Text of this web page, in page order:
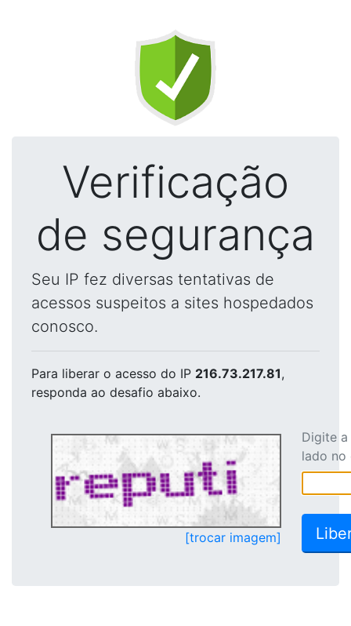
Verificação
de segurança
Seu IP fez diversas tentativas de
acessos suspeitos a sites hospedados
conosco.
Para liberar o acesso do IP 216.73.217.81,
responda ao desafio abaixo.
[trocar imagem]
Digite
lado no